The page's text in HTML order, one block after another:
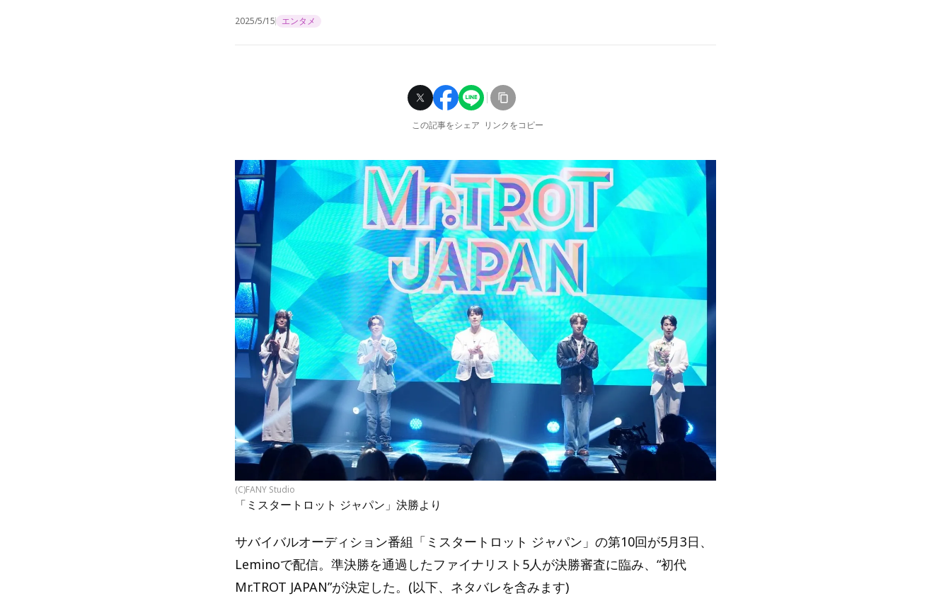
2025/5/15 エンタメ
この記事をシェア リンクをコピー
(C)FANY Studio
「ミスタートロット ジャパン」決勝より
サバイバルオーディション番組「ミスタートロット ジャパン」の第10回が5月3日、
Leminoで配信。準決勝を通過したファイナリスト5人が決勝審査に臨み、“初代
Mr.TROT JAPAN”が決定した。(以下、ネタバレを含みます)